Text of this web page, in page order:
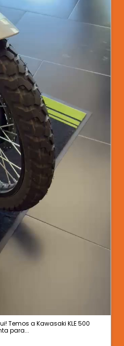
Temos a Kawasaki KLE 500
para...